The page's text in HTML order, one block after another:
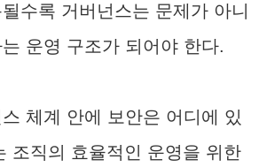
수록 거버넌스는 문제가 아니
운영 구조가 되어야 한다.
체계 안에 보안은 어디에 있
조직의 효율적인 운영을 위한